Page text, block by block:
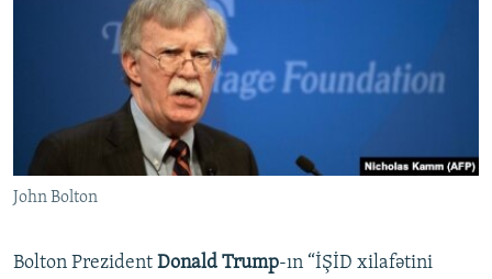
John Bolton
Bolton Prezident Donald Trump-ın “İŞİD xilafətini